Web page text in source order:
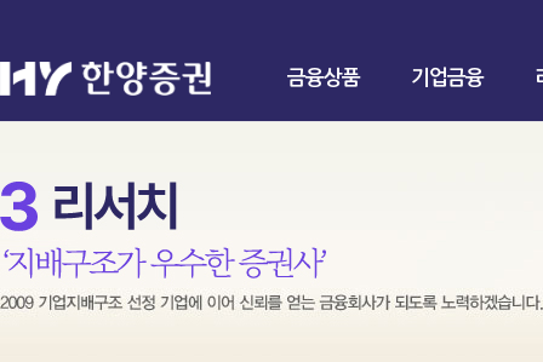
금융상품 기업금융